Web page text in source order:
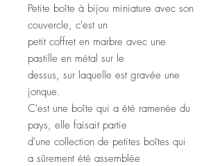
Petite boîte à bijou miniature avec son
couvercle, c'est un
petit coffret en marbre avec une
pastille en métal sur le
dessus, sur laquelle est gravée une
jonque.
C'est une boîte qui a été ramenée du
pays, elle faisait partie
d'une collection de petites boîtes qui
a sûrement été assemblée